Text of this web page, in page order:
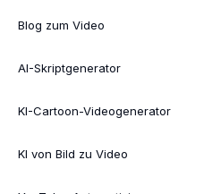
Blog zum Video
AI-Skriptgenerator
KI-Cartoon-Videogenerator
KI von Bild zu Video